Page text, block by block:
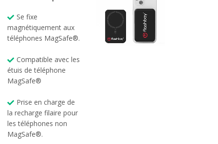
Se fixe
magnétiquement aux
téléphones MagSafe®.
Compatible avec les
étuis de téléphone
MagSafe®
Prise en charge de
la recharge filaire pour
les téléphones non
MagSafe®.